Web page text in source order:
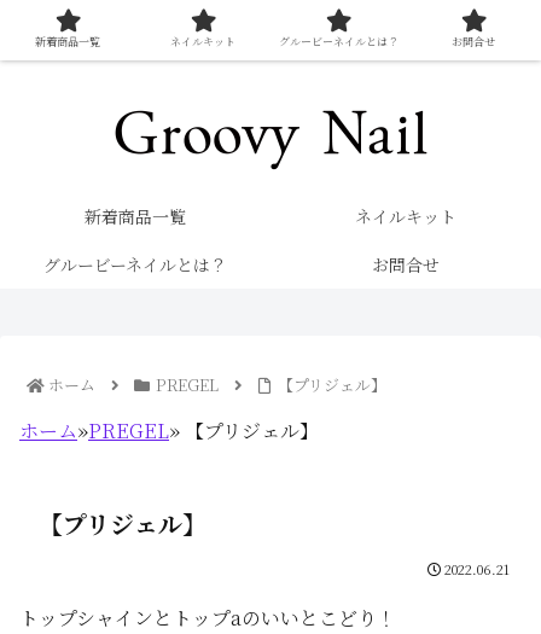
新着商品一覧
ネイルキット
グルービーネイルとは？
お問合せ
ホーム PREGEL 【プリジェル】
ホーム»PREGEL» 【プリジェル】
【プリジェル】
2022.06.21
トップシャインとトップaのいいとこどり！
新着商品一覧 ネイルキット グルービーネイルとは？ お問合せ